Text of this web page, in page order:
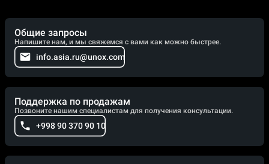
Общие запросы
Напишите нам, и мы свяжемся с вами как можно быстрее.
info.asia.ru@unox.com
Поддержка по продажам
Позвоните нашим специалистам для получения консультации.
+998 90 370 90 10